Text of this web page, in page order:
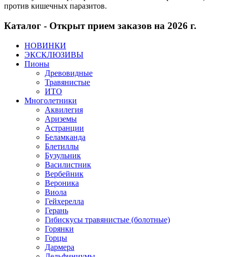
против кишечных паразитов.
Каталог - Открыт прием заказов на 2026 г.
НОВИНКИ
ЭКСКЛЮЗИВЫ
Пионы
Древовидные
Травянистые
ИТО
Многолетники
Аквилегия
Ариземы
Астранции
Беламканда
Блетиллы
Бузульник
Василистник
Вербейник
Вероника
Виола
Гейхерелла
Герань
Гибискусы травянистые (болотные)
Горянки
Горцы
Дармера